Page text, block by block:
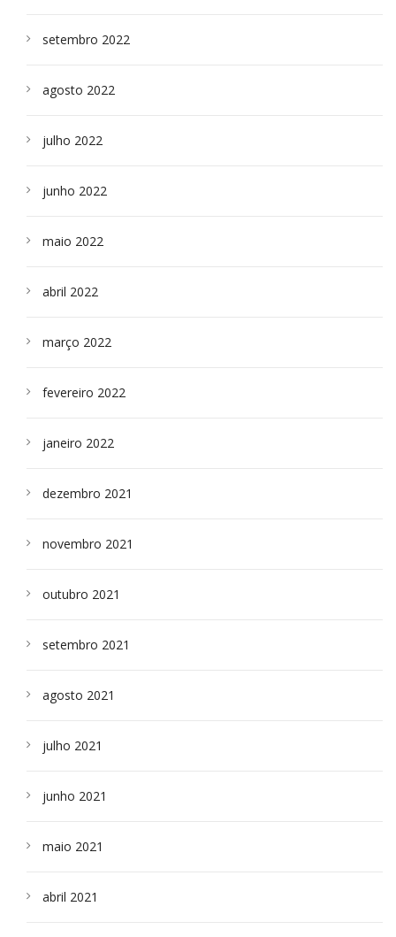
setembro 2022
agosto 2022
julho 2022
junho 2022
maio 2022
abril 2022
março 2022
fevereiro 2022
janeiro 2022
dezembro 2021
novembro 2021
outubro 2021
setembro 2021
agosto 2021
julho 2021
junho 2021
maio 2021
abril 2021